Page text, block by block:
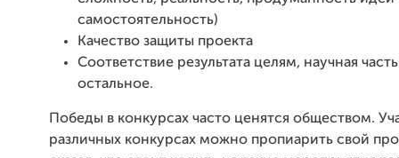
самостоятельность)
Качество защиты проекта
Соответствие результата целям, научная
остальное.
Победы в конкурсах часто ценятся обществом.
различных конкурсах можно пропиарить свой